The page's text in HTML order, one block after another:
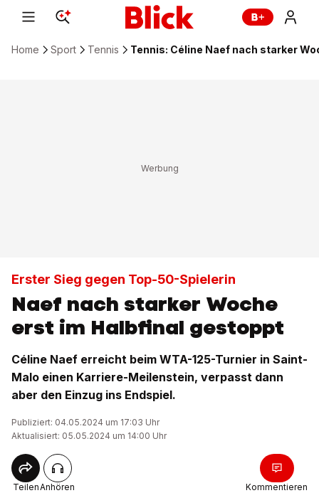
Home Sport Tennis Tennis: Céline Naef nach starker
Erster Sieg gegen Top-50-Spielerin
Naef nach starker Woche
erst im Halbfinal gestoppt
Céline Naef erreicht beim WTA-125-Turnier in Saint-
Malo einen Karriere-Meilenstein, verpasst dann
aber den Einzug ins Endspiel.
Publiziert: 04.05.2024 um 17:03 Uhr
Aktualisiert: 05.05.2024 um 14:00 Uhr
TeilenAnhören Kommentieren